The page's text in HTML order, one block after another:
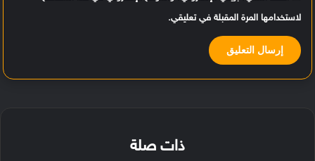
لاستخدامها المرة المقبلة في تعليقي.
ذات صلة